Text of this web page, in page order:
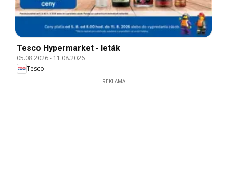
Tesco Hypermarket - leták
05.08.2026- 11.08.2026
Tesco
REKLAMA